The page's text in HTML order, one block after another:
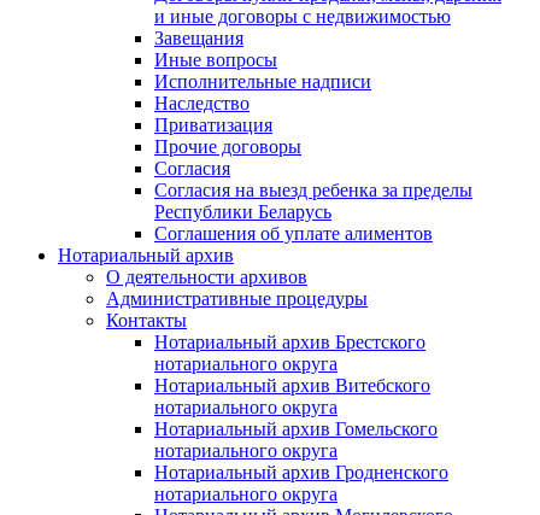
и иные договоры с недвижимостью
Завещания
Иные вопросы
Исполнительные надписи
Наследство
Приватизация
Прочие договоры
Согласия
Согласия на выезд ребенка за пределы
Республики Беларусь
Соглашения об уплате алиментов
Нотариальный архив
О деятельности архивов
Административные процедуры
Контакты
Нотариальный архив Брестского
нотариального округа
Нотариальный архив Витебского
нотариального округа
Нотариальный архив Гомельского
нотариального округа
Нотариальный архив Гродненского
нотариального округа